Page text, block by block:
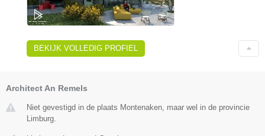
BEKIJK VOLLEDIG PROFIEL
Architect An Remels
Niet gevestigd in de plaats Montenaken, maar wel in de provincie
Limburg.